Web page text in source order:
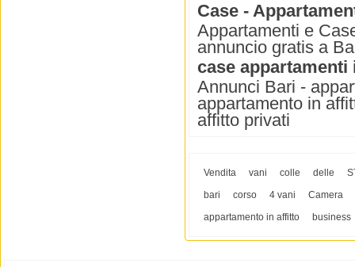
Case -
Appartamenti e
annuncio gratis a
case appartamenti
Annunci Bari -
appartamento in
affitto privati
Vendita vani colle delle
bari
corso 4 vani
Camera
appartamento in affitto
business